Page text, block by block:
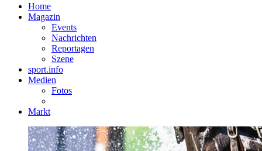
Home
Magazin
Events
Nachrichten
Reportagen
Szene
sport.info
Medien
Fotos
Markt